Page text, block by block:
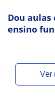
Dou
ensino